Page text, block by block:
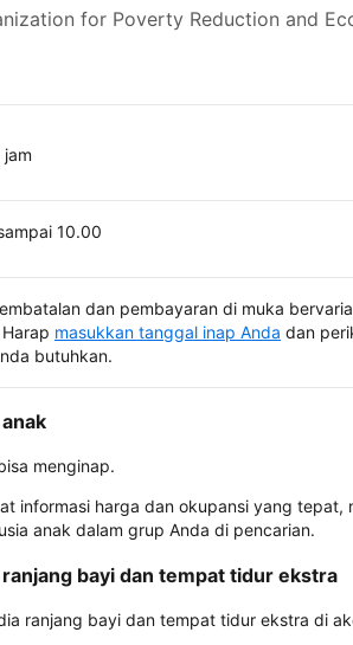
for Poverty Reduction and
10.00
dan pembayaran di muka
masukkan tanggal inap Anda dan
butuhkan.
menginap.
informasi harga dan okupansi yang tepat,
anak dalam grup Anda di pencarian.
ranjang bayi dan tempat tidur ekstra
ranjang bayi dan tempat tidur ekstra di